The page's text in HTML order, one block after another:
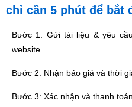
chỉ cần 5 phút để bắt
Bước 1: Gửi tài liệu & yêu
website.
Bước 2: Nhận báo giá và thời
Bước 3: Xác nhận và thanh